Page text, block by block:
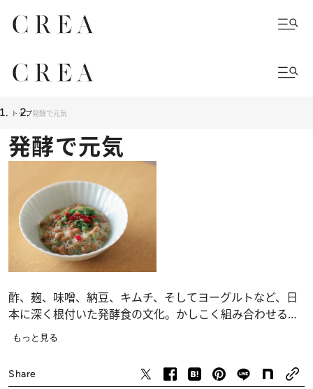
トップ発酵で元気
発酵で元気
酢、麹、味噌、納豆、キムチ、そしてヨーグルトなど、日
本に深く根付いた発酵食の文化。かしこく組み合わせると
おいしく元気に。全国から買える発酵のおいしいものと、
もっと見る
Share